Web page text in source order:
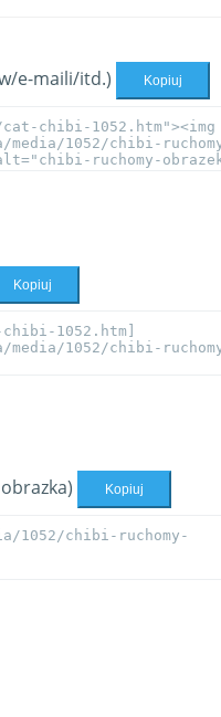
e-maili/itd.) Kopiuj
Kopiuj
Kopiuj